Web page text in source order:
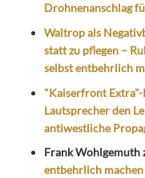
Drohnenanschlag
Waltrop als
statt zu pflegen –
selbst entbehrlich
"Kaiserfront Extra"-
Lautsprecher den
antiwestliche
Frank Wohlgemuth
entbehrlich machen